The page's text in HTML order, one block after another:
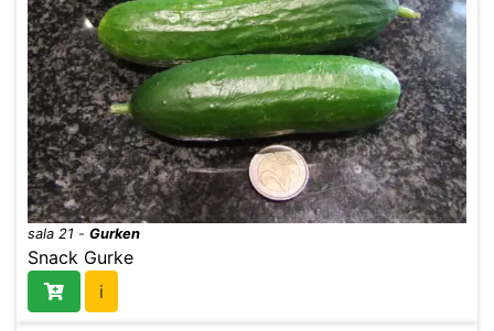
sala 21 - Gurken
Snack Gurke
i